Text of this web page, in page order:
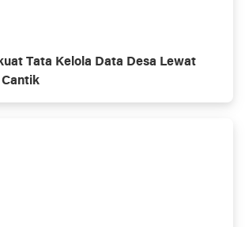
Tata Kelola Data Desa Lewat
Cantik